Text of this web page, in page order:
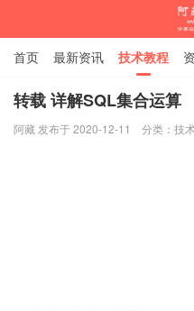
首页 最新资讯 技术教程
杂谈随笔
转载 详解SQL集合运算
阿藏 发布于 2020-12-11 分类： 技